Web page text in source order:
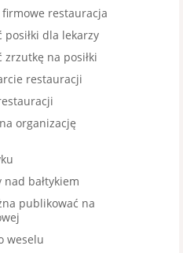
restauracja
posiłki dla lekarzy
zrzutkę na posiłki
restauracji
organizację
bałtykiem
publikować na
weselu